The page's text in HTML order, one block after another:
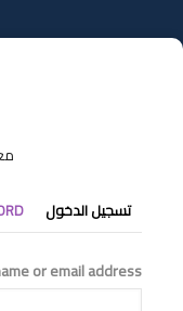
إلى
المحتوى
التبويبات
الأساسية
تسجيل الدخول
or email address